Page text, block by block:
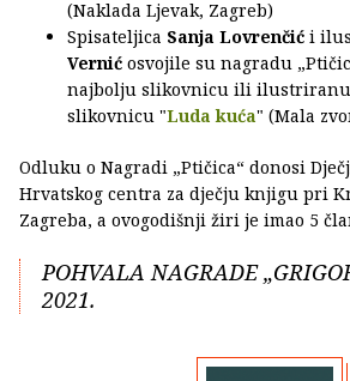
(Naklada Ljevak, Zagreb)
Spisateljica Sanja Lovrenčić i
Vernić osvojile su nagradu
najbolju slikovnicu ili
slikovnicu "Luda kuća" (Mala
Odluku o Nagradi „Ptičica“ donosi
Hrvatskog centra za dječju knjigu pri
Zagreba, a ovogodišnji žiri je imao 5
POHVALA NAGRADE
2021.